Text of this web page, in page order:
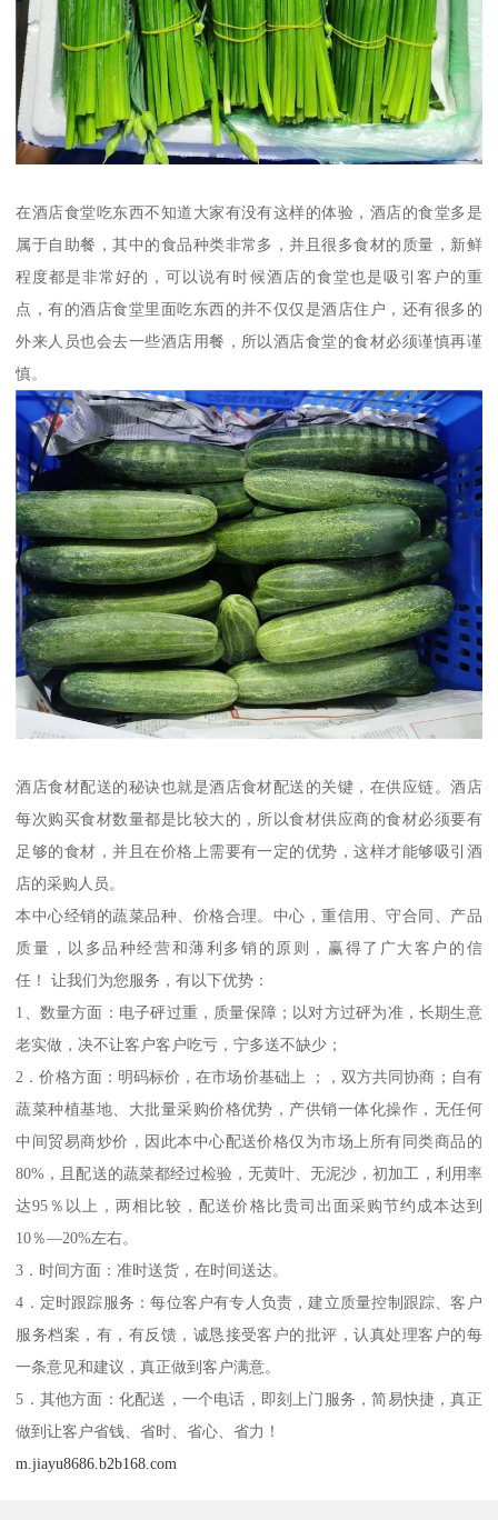
在酒店食堂吃东西不知道大家有没有这样的体验，酒店的食堂多是
属于自助餐，其中的食品种类非常多，并且很多食材的质量，新鲜
程度都是非常好的，可以说有时候酒店的食堂也是吸引客户的重
点，有的酒店食堂里面吃东西的并不仅仅是酒店住户，还有很多的
外来人员也会去一些酒店用餐，所以酒店食堂的食材必须谨慎再谨
慎。
酒店食材配送的秘诀也就是酒店食材配送的关键，在供应链。酒店
每次购买食材数量都是比较大的，所以食材供应商的食材必须要有
足够的食材，并且在价格上需要有一定的优势，这样才能够吸引酒
店的采购人员。
本中心经销的蔬菜品种、价格合理。中心，重信用、守合同、产品
质量，以多品种经营和薄利多销的原则，赢得了广大客户的信
任！ 让我们为您服务，有以下优势：
1、数量方面：电子砰过重，质量保障；以对方过砰为准，长期生意
老实做，决不让客户客户吃亏，宁多送不缺少；
2．价格方面：明码标价，在市场价基础上 ；，双方共同协商；自有
蔬菜种植基地、大批量采购价格优势，产供销一体化操作，无任何
中间贸易商炒价，因此本中心配送价格仅为市场上所有同类商品的
80%，且配送的蔬菜都经过检验，无黄叶、无泥沙，初加工，利用率
达95％以上，两相比较，配送价格比贵司出面采购节约成本达到
10％—20%左右。
3．时间方面：准时送货，在时间送达。
4．定时跟踪服务：每位客户有专人负责，建立质量控制跟踪、客户
服务档案，有，有反馈，诚恳接受客户的批评，认真处理客户的每
一条意见和建议，真正做到客户满意。
5．其他方面：化配送，一个电话，即刻上门服务，简易快捷，真正
做到让客户省钱、省时、省心、省力！
m.jiayu8686.b2b168.com